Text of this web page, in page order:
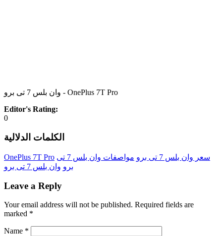
وان بلس 7 تى برو - OnePlus 7T Pro
Editor's Rating:
0
الكلمات الدلالية
OnePlus 7T Pro سعر وان بلس 7 تى برو
مواصفات وان بلس 7 تى
برو وان بلس 7 تى برو
Leave a Reply
Your email address will not be published. Required fields are
marked *
Name *